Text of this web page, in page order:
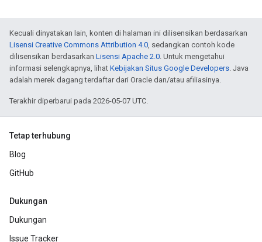
Kecuali dinyatakan lain, konten di halaman ini dilisensikan berdasarkan
Lisensi Creative Commons Attribution 4.0, sedangkan contoh kode
dilisensikan berdasarkan Lisensi Apache 2.0. Untuk mengetahui
informasi selengkapnya, lihat Kebijakan Situs Google Developers. Java
adalah merek dagang terdaftar dari Oracle dan/atau afiliasinya.
Terakhir diperbarui pada 2026-05-07 UTC.
Tetap terhubung
Blog
GitHub
Dukungan
Dukungan
Issue Tracker